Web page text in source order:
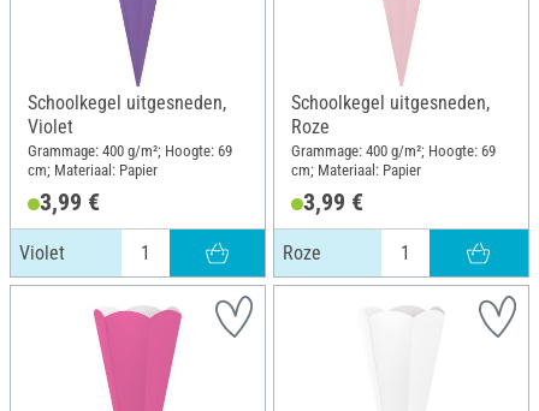
Schoolkegel uitgesneden,
Violet
Grammage: 400 g/m²; Hoogte: 69
cm; Materiaal: Papier
3,99 €
Violet
Schoolkegel uitgesneden,
Roze
Grammage: 400 g/m²; Hoogte: 69
cm; Materiaal: Papier
3,99 €
Roze